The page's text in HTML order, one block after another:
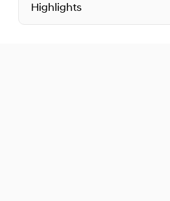
Highlights